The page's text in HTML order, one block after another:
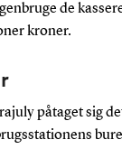
de
kroner.
påtaget sig